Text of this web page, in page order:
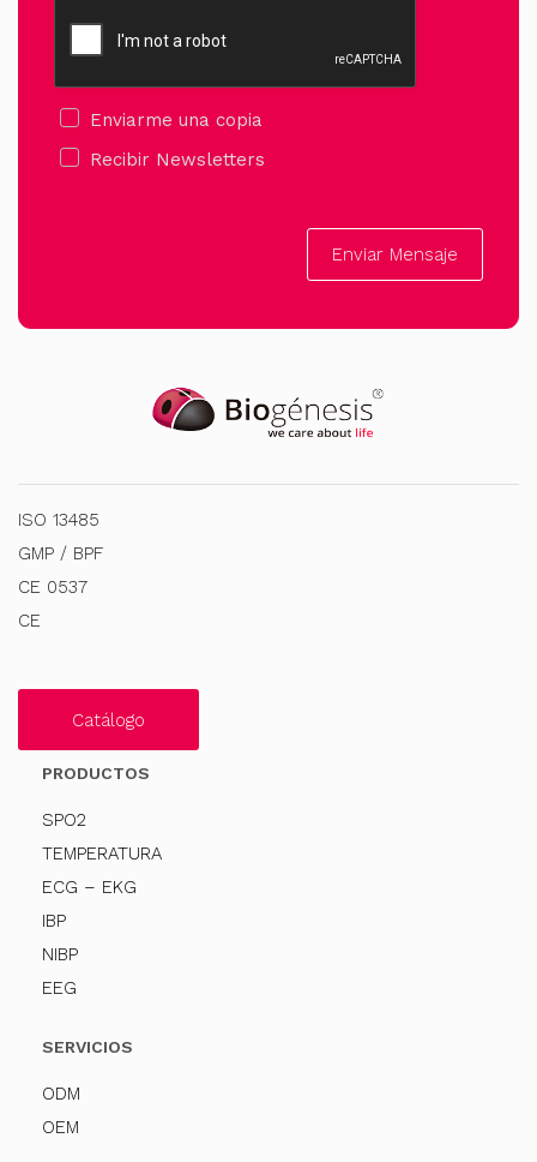
Enviarme una copia
Recibir Newsletters
Enviar Mensaje
ISO 13485
GMP / BPF
CE 0537
CE
Catálogo
PRODUCTOS
SPO2
TEMPERATURA
ECG – EKG
IBP
NIBP
EEG
SERVICIOS
ODM
OEM